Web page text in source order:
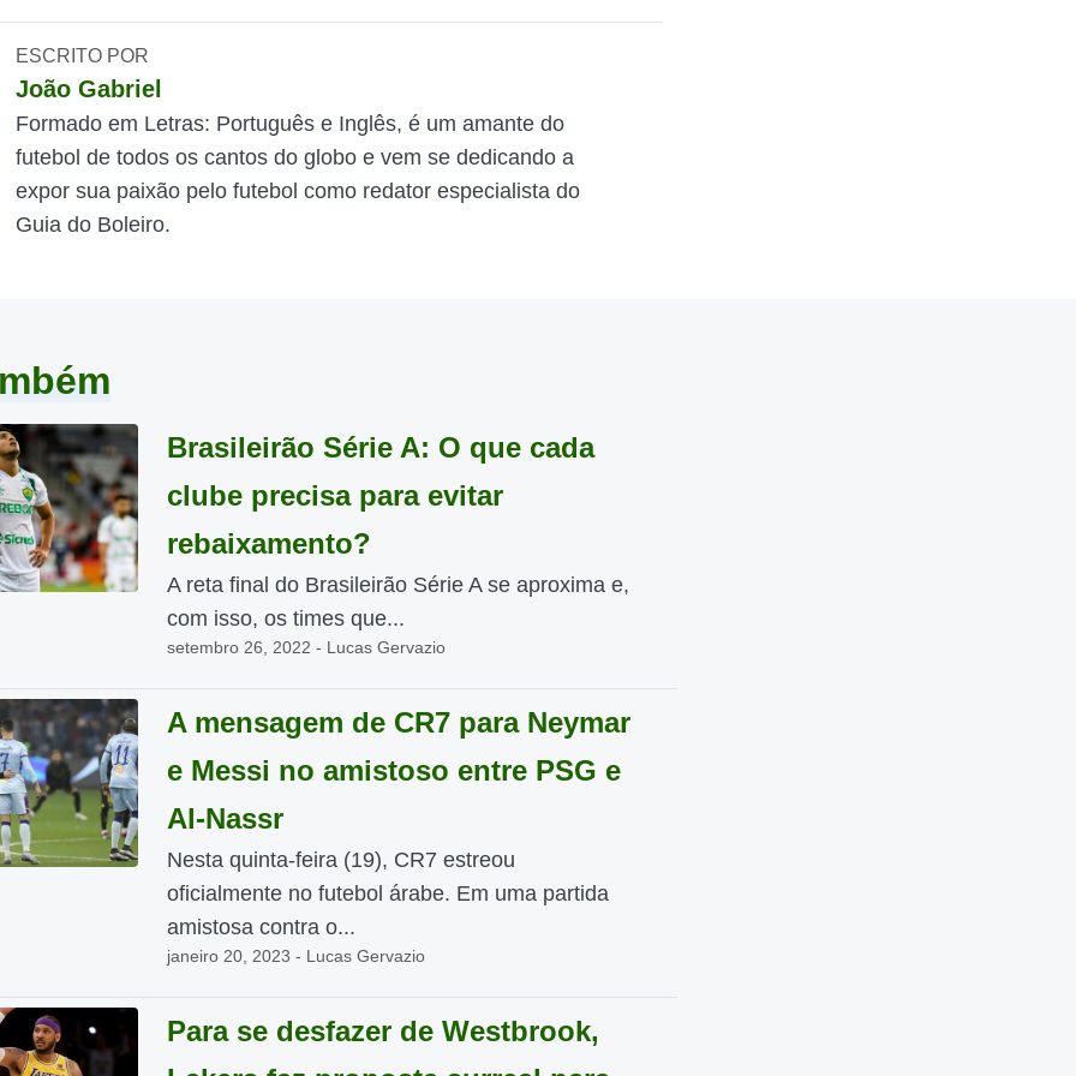
ESCRITO POR
João Gabriel
Formado em Letras: Português e Inglês, é um amante do
futebol de todos os cantos do globo e vem se dedicando a
expor sua paixão pelo futebol como redator especialista do
Guia do Boleiro.
Brasileirão Série A: O que cada
clube precisa para evitar
rebaixamento?
A reta final do Brasileirão Série A se aproxima e,
com isso, os times que...
setembro 26, 2022 - Lucas Gervazio
A mensagem de CR7 para Neymar
e Messi no amistoso entre PSG e
Al-Nassr
Nesta quinta-feira (19), CR7 estreou
oficialmente no futebol árabe. Em uma partida
amistosa contra o...
janeiro 20, 2023 - Lucas Gervazio
Para se desfazer de Westbrook,